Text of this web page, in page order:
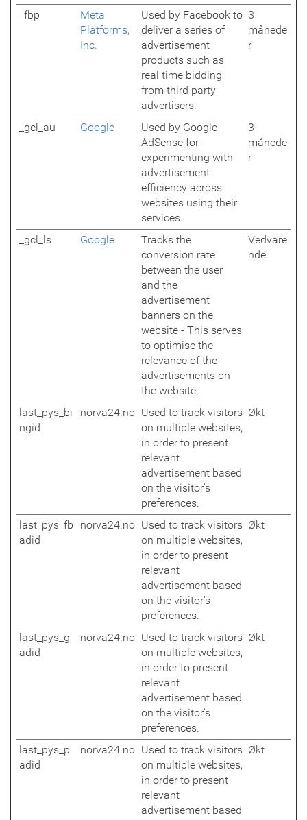
_fbp
Meta
Platforms,
Inc.
Used by Facebook to
deliver a series of
advertisement
products such as
real time bidding
from third party
advertisers.
3
månede
r
_gcl_au Google
Used by Google
AdSense for
experimenting with
advertisement
efficiency across
websites using their
services.
3
månede
r
_gcl_ls Google
Tracks the
conversion rate
between the user
and the
advertisement
banners on the
website - This serves
to optimise the
relevance of the
advertisements on
the website.
Vedvare
nde
last_pys_bi
ngid
norva24.no Used to track visitors
on multiple websites,
in order to present
relevant
advertisement based
on the visitor's
preferences.
Økt
last_pys_fb
adid
norva24.no Used to track visitors
on multiple websites,
in order to present
relevant
advertisement based
on the visitor's
preferences.
Økt
last_pys_g
adid
norva24.no Used to track visitors
on multiple websites,
in order to present
relevant
advertisement based
on the visitor's
preferences.
Økt
last_pys_p
adid
norva24.no Used to track visitors
on multiple websites,
in order to present
relevant
advertisement based
Økt